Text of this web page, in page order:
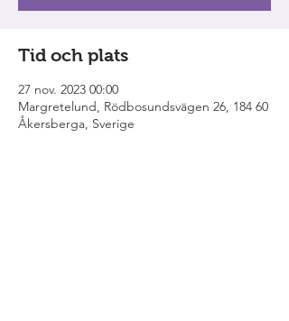
Tid och plats
27 nov. 2023 00:00
Margretelund, Rödbosundsvägen 26, 184 60
Åkersberga, Sverige